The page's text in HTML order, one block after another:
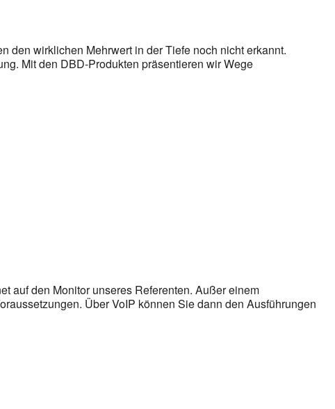
den wirklichen Mehrwert in der Tiefe noch nicht erkannt.
Mit den DBD-Produkten präsentieren wir Wege
auf den Monitor unseres Referenten. Außer einem
Über VoIP können Sie dann den Ausführungen